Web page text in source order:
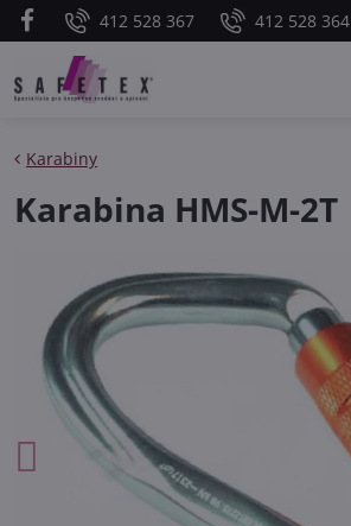
412 528 367 412 528 364
Karabiny
Karabina HMS-M-2T